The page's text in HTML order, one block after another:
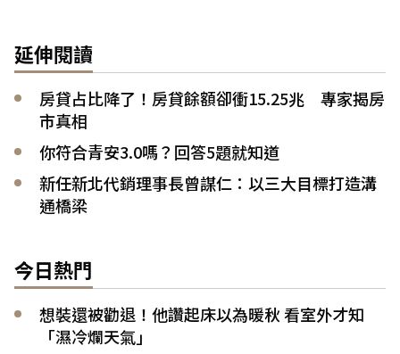
延伸閱讀
房貸占比降了！房貸餘額卻衝15.25兆 專家揭房
市真相
你符合青安3.0嗎？回答5題就知道
新任新北代銷理事長曾謀仁：以三大目標打造溝
通橋梁
今日熱門
想裝還被勸退！他讚起床以為暖秋 看室外才知
「濕冷爛天氣」